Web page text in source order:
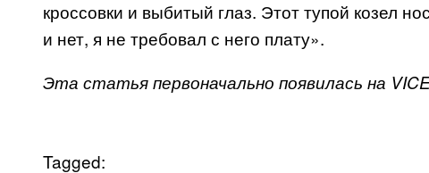
кроссовки и выбитый глаз. Этот тупой козел
и нет, я не требовал с него плату».
Эта статья первоначально появилась на
Tagged: